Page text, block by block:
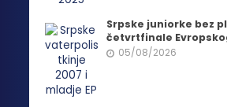
Srpske juniorke bez
četvrtfinale
05/08/2026